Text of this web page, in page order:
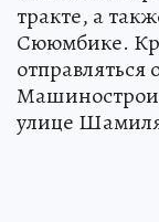
тракте, а
Сююмбике.
отправляться
улице